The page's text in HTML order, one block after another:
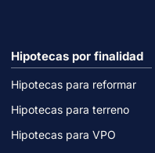
Hipotecas por finalidad
Hipotecas para reformar
Hipotecas para terreno
Hipotecas para VPO